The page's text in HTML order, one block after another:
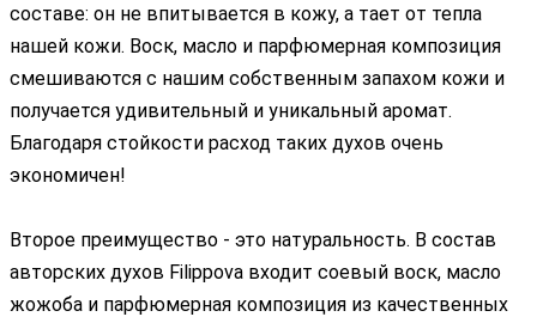
составе: он не впитывается в кожу, а тает от тепла
нашей кожи. Воск, масло и парфюмерная композиция
смешиваются с нашим собственным запахом кожи и
получается удивительный и уникальный аромат.
Благодаря стойкости расход таких духов очень
экономичен!
Второе преимущество - это натуральность. В состав
авторских духов Filippova входит соевый воск, масло
жожоба и парфюмерная композиция из качественных